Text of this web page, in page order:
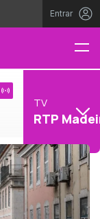
Entrar
TV
RTP